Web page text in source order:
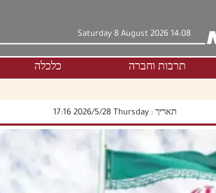
Saturday 8 August 2026 14:08
תרבות וחברה כלכלה
תאריך : ‫‫Thursday‬‬ 2026/5/28 17:16